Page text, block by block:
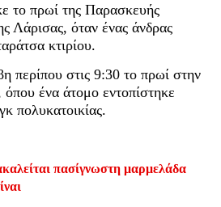
το πρωί της Παρασκευής
Λάρισας, όταν ένας άνδρας
κτιρίου.
περίπου στις 9:30 το πρωί στην
ένα άτομο εντοπίστηκε
πολυκατοικίας.
πασίγνωστη μαρμελάδα